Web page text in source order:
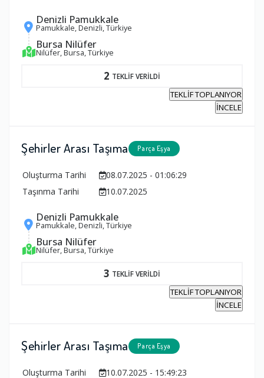
Denizli Pamukkale
Pamukkale, Denizli, Türkiye
Bursa Nilüfer
Nilüfer, Bursa, Türkiye
2 TEKLİF VERİLDİ
TEKLİF TOPLANIYOR
İNCELE
Şehirler Arası Taşıma Parça Eşya
Oluşturma Tarihi
08.07.2025 - 01:06:29
Taşınma Tarihi
10.07.2025
Denizli Pamukkale
Pamukkale, Denizli, Türkiye
Bursa Nilüfer
Nilüfer, Bursa, Türkiye
3 TEKLİF VERİLDİ
TEKLİF TOPLANIYOR
İNCELE
Şehirler Arası Taşıma Parça Eşya
Oluşturma Tarihi
10.07.2025 - 15:49:23